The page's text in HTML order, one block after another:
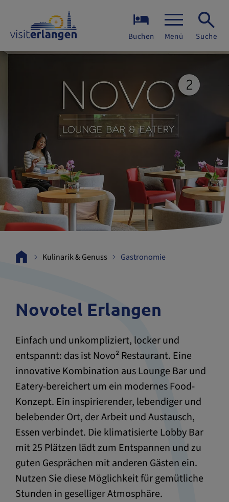
Buchen Menü Suche
Gastronomie
Kulinarik & Genuss
Novotel Erlangen
Einfach und unkompliziert, locker und
entspannt: das ist Novo² Restaurant. Eine
innovative Kombination aus Lounge Bar und
Eatery-bereichert um ein modernes Food-
Konzept. Ein inspirierender, lebendiger und
belebender Ort, der Arbeit und Austausch,
Essen verbindet. Die klimatisierte Lobby Bar
mit 25 Plätzen lädt zum Entspannen und zu
guten Gesprächen mit anderen Gästen ein.
Nutzen Sie diese Möglichkeit für gemütliche
Stunden in geselliger Atmosphäre.